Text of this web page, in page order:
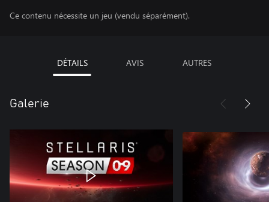
Ce contenu nécessite un jeu (vendu séparément).
DÉTAILS AVIS AUTRES
Galerie